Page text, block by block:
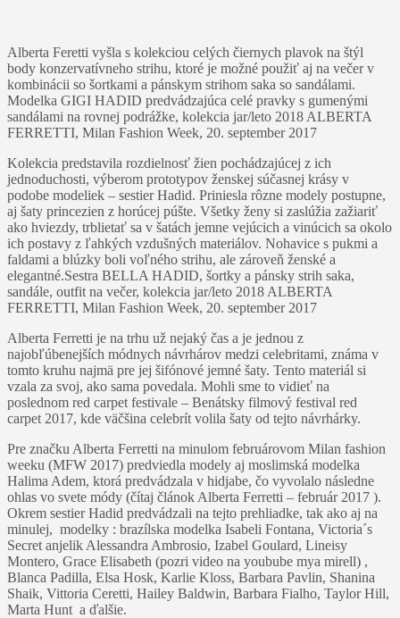
Alberta Feretti vyšla s kolekciou celých čiernych plavok na štýl
body konzervatívneho strihu, ktoré je možné použiť aj na večer v
kombinácii so šortkami a pánskym strihom saka so sandálami.
Modelka GIGI HADID predvádzajúca celé pravky s gumenými
sandálami na rovnej podrážke, kolekcia jar/leto 2018 ALBERTA
FERRETTI, Milan Fashion Week, 20. september 2017
Kolekcia predstavila rozdielnosť žien pochádzajúcej z ich
jednoduchosti, výberom prototypov ženskej súčasnej krásy v
podobe modeliek – sestier Hadid. Priniesla rôzne modely postupne,
aj šaty princezien z horúcej púšte. Všetky ženy si zaslúžia zažiariť
ako hviezdy, trblietať sa v šatách jemne vejúcich a vinúcich sa okolo
ich postavy z ľahkých vzdušných materiálov. Nohavice s pukmi a
faldami a blúzky boli voľného strihu, ale zároveň ženské a
elegantné.Sestra BELLA HADID, šortky a pánsky strih saka,
sandále, outfit na večer, kolekcia jar/leto 2018 ALBERTA
FERRETTI, Milan Fashion Week, 20. september 2017
Alberta Ferretti je na trhu už nejaký čas a je jednou z
najobľúbenejších módnych návrhárov medzi celebritami, známa v
tomto kruhu najmä pre jej šifónové jemné šaty. Tento materiál si
vzala za svoj, ako sama povedala. Mohli sme to vidieť na
poslednom red carpet festivale – Benátsky filmový festival red
carpet 2017, kde väčšina celebrít volila šaty od tejto návrhárky.
Pre značku Alberta Ferretti na minulom februárovom Milan fashion
weeku (MFW 2017) predviedla modely aj moslimská modelka
Halima Adem, ktorá predvádzala v hidjabe, čo vyvolalo následne
ohlas vo svete módy (čítaj článok Alberta Ferretti – február 2017 ).
Okrem sestier Hadid predvádzali na tejto prehliadke, tak ako aj na
minulej, modelky : brazílska modelka Isabeli Fontana, Victoria´s
Secret anjelik Alessandra Ambrosio, Izabel Goulard, Lineisy
Montero, Grace Elisabeth (pozri video na youbube mya mirell) ,
Blanca Padilla, Elsa Hosk, Karlie Kloss, Barbara Pavlin, Shanina
Shaik, Vittoria Ceretti, Hailey Baldwin, Barbara Fialho, Taylor Hill,
Marta Hunt a ďalšie.